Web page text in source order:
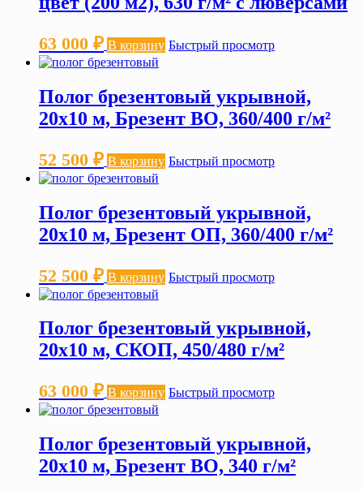
63 000 ₽ В корзину Быстрый просмотр
Полог брезентовый укрывной,
20х10 м, Брезент ВО, 360/400 г/м²
52 500 ₽ В корзину Быстрый просмотр
Полог брезентовый укрывной,
20х10 м, Брезент ОП, 360/400 г/м²
52 500 ₽ В корзину Быстрый просмотр
Полог брезентовый укрывной,
20х10 м, СКОП, 450/480 г/м²
63 000 ₽ В корзину Быстрый просмотр
Полог брезентовый укрывной,
20х10 м, Брезент ВО, 340 г/м²